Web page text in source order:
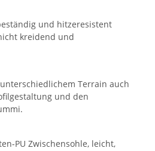
und hitzeresistent
kreidend und
Terrain auch
und den
PU Zwischensohle, leicht,